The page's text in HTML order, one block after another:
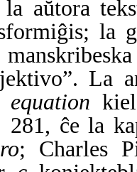
la aŭtora
la
La
equation
281, ĉe la
; Charles